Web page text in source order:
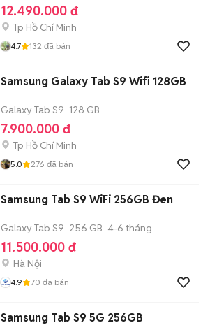
12.490.000 đ
Tp Hồ Chí Minh
4.7 132 đã bán
Samsung Galaxy Tab S9 Wifi 128GB
Galaxy Tab S9 128 GB
7.900.000 đ
Tp Hồ Chí Minh
5.0 276 đã bán
Samsung Tab S9 WiFi 256GB Đen
Galaxy Tab S9 256 GB 4-6 tháng
11.500.000 đ
Hà Nội
4.9 70 đã bán
Samsung Tab S9 5G 256GB